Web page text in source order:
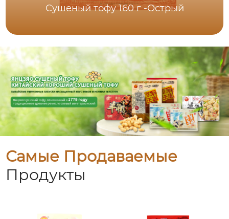
Сушеный тофу 160 г -Острый
Самые Продаваемые
Продукты